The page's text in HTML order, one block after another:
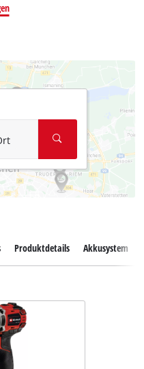
Produktdetails Akkusystem